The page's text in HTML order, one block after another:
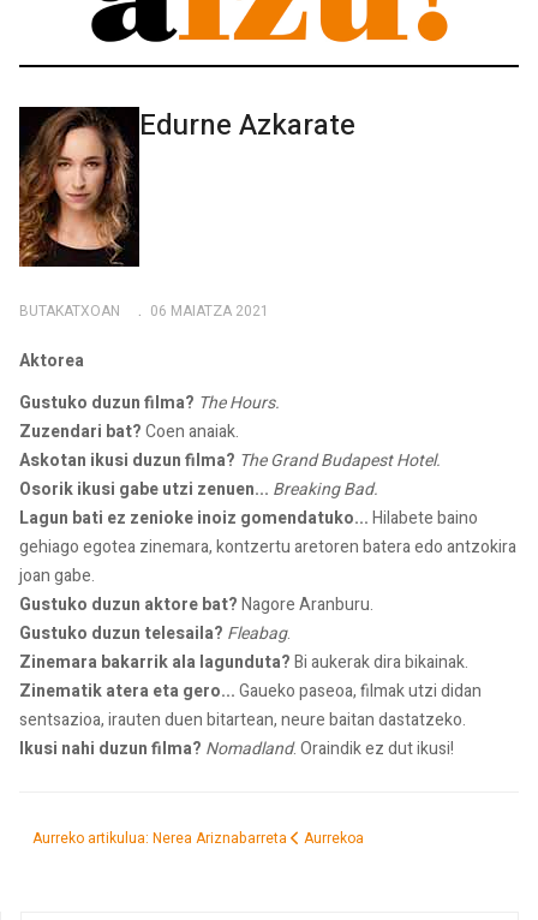
Edurne Azkarate
BUTAKATXOAN 06 MAIATZA 2021
Aktorea
Gustuko duzun filma? The Hours.
Zuzendari bat?Coen anaiak.
Askotan ikusi duzun filma? The Grand Budapest Hotel.
Osorik ikusi gabe utzi zenuen... Breaking Bad.
Lagun bati ez zenioke inoiz gomendatuko...Hilabete baino
gehiago egotea zinemara, kontzertu aretoren batera edo antzokira
joan gabe.
Gustuko duzun aktore bat?Nagore Aranburu.
Gustuko duzun telesaila? Fleabag.
Zinemara bakarrik ala lagunduta?Bi aukerak dira bikainak.
Zinematik atera eta gero...Gaueko paseoa, filmak utzi didan
sentsazioa, irauten duen bitartean, neure baitan dastatzeko.
Ikusi nahi duzun filma? Nomadland. Oraindik ez dut ikusi!
Aurreko artikulua: Nerea Ariznabarreta Aurrekoa